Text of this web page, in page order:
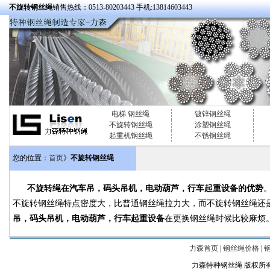
不旋转钢丝绳销售热线：0513-80203443 手机:13814603443
电梯 钢丝绳
镀锌钢丝绳
不旋转钢丝绳
涂塑钢丝绳
起重机钢丝绳
不锈钢丝绳
您的位置： 首页》 不旋转钢丝绳
不旋转绳在汽车吊，码头吊机，电动葫芦，行车起重设备的优势
不旋转钢丝绳特点密度大，比普通钢丝绳拉力大，而不旋转钢丝绳
吊，码头吊机，电动葫芦，行车起重设备在更换钢丝绳时候比较麻烦
力森首页 钢丝绳价格
力森特种钢丝绳 版权所